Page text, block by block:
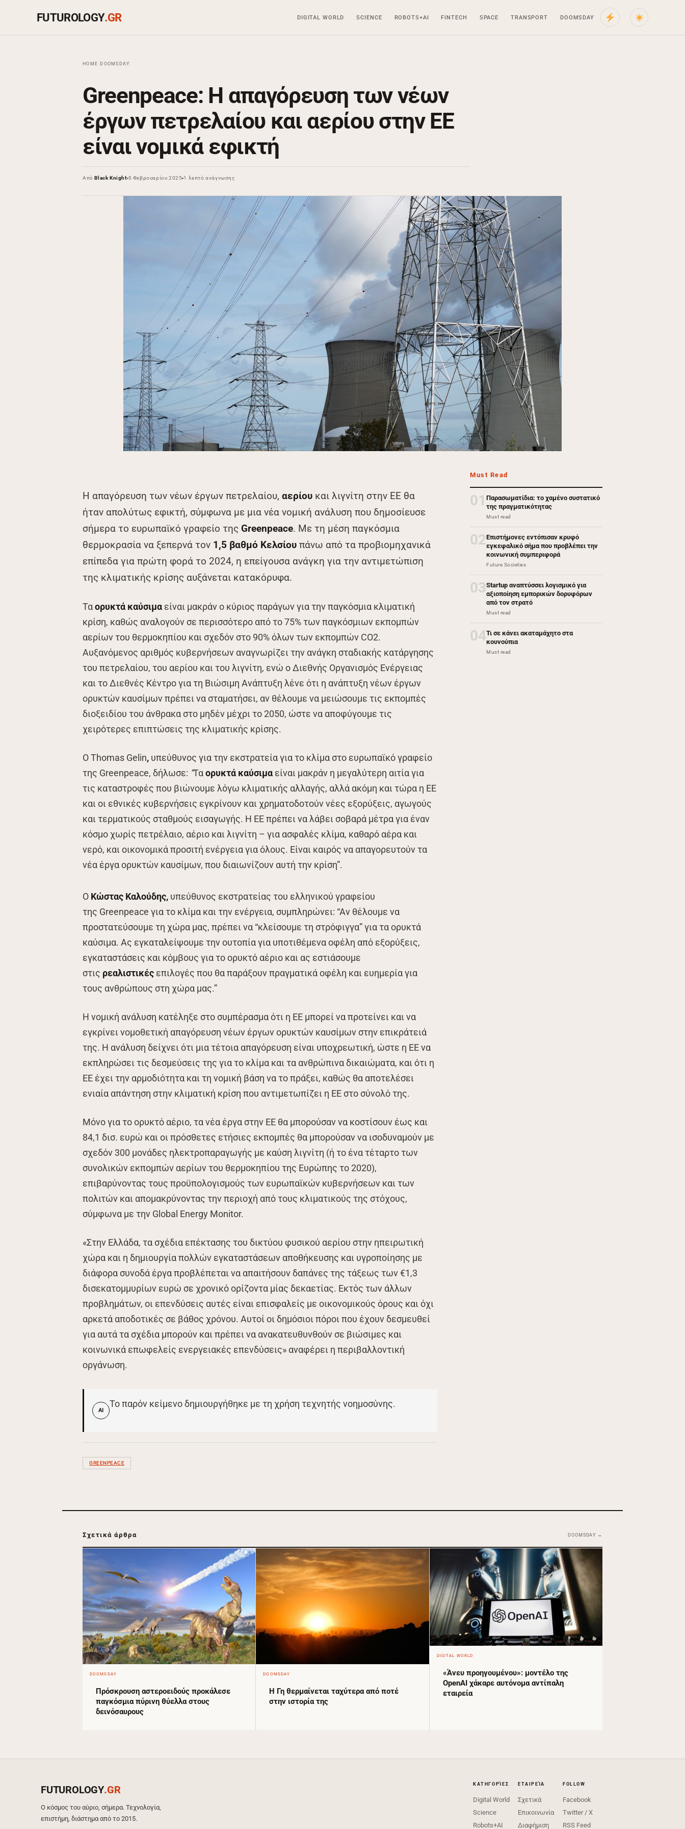
FUTUROLOGY.GR DIGITAL WORLD SCIENCE ROBOTS+AI FINTECH SPACE TRANSPORT DOOMSDAY
HOME DOOMSDAY
Greenpeace: Η απαγόρευση των νέων
έργων πετρελαίου και αερίου στην ΕΕ
είναι νομικά εφικτή
Από Black Knight 5 Φεβρουαρίου 2025 1 λεπτό ανάγνωσης
Η απαγόρευση των νέων έργων πετρελαίου, αερίου και λιγνίτη στην ΕΕ θα
ήταν απολύτως εφικτή, σύμφωνα με μια νέα νομική ανάλυση που δημοσίευσε
σήμερα το ευρωπαϊκό γραφείο της Greenpeace. Με τη μέση παγκόσμια
θερμοκρασία να ξεπερνά τον 1,5 βαθμό Κελσίου πάνω από τα προβιομηχανικά
επίπεδα για πρώτη φορά το 2024, η επείγουσα ανάγκη για την αντιμετώπιση
της κλιματικής κρίσης αυξάνεται κατακόρυφα.
Ταορυκτά καύσιμα είναι μακράν ο κύριος παράγων για την παγκόσμια κλιματική
κρίση, καθώς αναλογούν σε περισσότερο από το 75% των παγκόσμιων εκπομπών
αερίων του θερμοκηπίου και σχεδόν στο 90% όλων των εκπομπών CO2.
Αυξανόμενος αριθμός κυβερνήσεων αναγνωρίζει την ανάγκη σταδιακής κατάργησης
του πετρελαίου, του αερίου και του λιγνίτη, ενώ ο Διεθνής Οργανισμός Ενέργειας
και το Διεθνές Κέντρο για τη Βιώσιμη Ανάπτυξη λένε ότι η ανάπτυξη νέων έργων
ορυκτών καυσίμων πρέπει να σταματήσει, αν θέλουμε να μειώσουμε τις εκπομπές
διοξειδίου του άνθρακα στο μηδέν μέχρι το 2050, ώστε να αποφύγουμε τις
χειρότερες επιπτώσεις της κλιματικής κρίσης.
Ο Thomas Gelin, υπεύθυνος για την εκστρατεία για το κλίμα στο ευρωπαϊκό γραφείο
της Greenpeace, δήλωσε: “Ταορυκτά καύσιμα είναι μακράν η μεγαλύτερη αιτία για
τις καταστροφές που βιώνουμε λόγω κλιματικής αλλαγής, αλλά ακόμη και τώρα η ΕΕ
και οι εθνικές κυβερνήσεις εγκρίνουν και χρηματοδοτούν νέες εξορύξεις, αγωγούς
και τερματικούς σταθμούς εισαγωγής. Η ΕΕ πρέπει να λάβει σοβαρά μέτρα για έναν
κόσμο χωρίς πετρέλαιο, αέριο και λιγνίτη – για ασφαλές κλίμα, καθαρό αέρα και
νερό, και οικονομικά προσιτή ενέργεια για όλους. Είναι καιρός να απαγορευτούν τα
νέα έργα ορυκτών καυσίμων, που διαιωνίζουν αυτή την κρίση”.
Ο Κώστας Καλούδης, υπεύθυνος εκστρατείας του ελληνικού γραφείου
της Greenpeace για το κλίμα και την ενέργεια, συμπληρώνει: “Αν θέλουμε να
προστατεύσουμε τη χώρα μας, πρέπει να “κλείσουμε τη στρόφιγγα” για τα ορυκτά
καύσιμα. Ας εγκαταλείψουμε την ουτοπία για υποτιθέμενα οφέλη από εξορύξεις,
εγκαταστάσεις και κόμβους για το ορυκτό αέριο και ας εστιάσουμε
στις ρεαλιστικές επιλογές που θα παράξουν πραγματικά οφέλη και ευημερία για
τους ανθρώπους στη χώρα μας.”
Η νομική ανάλυση κατέληξε στο συμπέρασμα ότι η ΕΕ μπορεί να προτείνει και να
εγκρίνει νομοθετική απαγόρευση νέων έργων ορυκτών καυσίμων στην επικράτειά
της. Η ανάλυση δείχνει ότι μια τέτοια απαγόρευση είναι υποχρεωτική, ώστε η ΕΕ να
εκπληρώσει τις δεσμεύσεις της για το κλίμα και τα ανθρώπινα δικαιώματα, και ότι η
ΕΕ έχει την αρμοδιότητα και τη νομική βάση να το πράξει, καθώς θα αποτελέσει
ενιαία απάντηση στην κλιματική κρίση που αντιμετωπίζει η ΕΕ στο σύνολό της.
Μόνο για το ορυκτό αέριο, τα νέα έργα στην ΕΕ θα μπορούσαν να κοστίσουν έως και
84,1 δισ. ευρώ και οι πρόσθετες ετήσιες εκπομπές θα μπορούσαν να ισοδυναμούν με
σχεδόν 300 μονάδες ηλεκτροπαραγωγής με καύση λιγνίτη (ή το ένα τέταρτο των
συνολικών εκπομπών αερίων του θερμοκηπίου της Ευρώπης το 2020),
επιβαρύνοντας τους προϋπολογισμούς των ευρωπαϊκών κυβερνήσεων και των
πολιτών και απομακρύνοντας την περιοχή από τους κλιματικούς της στόχους,
σύμφωνα με την Global Energy Monitor.
«Στην Ελλάδα, τα σχέδια επέκτασης του δικτύου φυσικού αερίου στην ηπειρωτική
χώρα και η δημιουργία πολλών εγκαταστάσεων αποθήκευσης και υγροποίησης με
διάφορα συνοδά έργα προβλέπεται να απαιτήσουν δαπάνες της τάξεως των €1,3
δισεκατομμυρίων ευρώ σε χρονικό ορίζοντα μίας δεκαετίας. Εκτός των άλλων
προβλημάτων, οι επενδύσεις αυτές είναι επισφαλείς με οικονομικούς όρους και όχι
αρκετά αποδοτικές σε βάθος χρόνου. Αυτοί οι δημόσιοι πόροι που έχουν δεσμευθεί
για αυτά τα σχέδια μπορούν και πρέπει να ανακατευθυνθούν σε βιώσιμες και
κοινωνικά επωφελείς ενεργειακές επενδύσεις» αναφέρει η περιβαλλοντική
οργάνωση.
AI
Το παρόν κείμενο δημιουργήθηκε με τη χρήση τεχνητής νοημοσύνης.
GREENPEACE
Must Read
01 Παρασωματίδια: το χαμένο συστατικό
της πραγματικότητας
Must read
02Επιστήμονες εντόπισαν κρυφό
εγκεφαλικό σήμα που προβλέπει την
κοινωνική συμπεριφορά
Future Societies
03Startup αναπτύσσει λογισμικό για
αξιοποίηση εμπορικών δορυφόρων
από τον στρατό
Must read
04Τι σε κάνει ακαταμάχητο στα
κουνούπια
Must read
Σχετικά άρθρα DOOMSDAY →
DOOMSDAY
Πρόσκρουση αστεροειδούς προκάλεσε
παγκόσμια πύρινη θύελλα στους
δεινόσαυρους
DOOMSDAY
Η Γη θερμαίνεται ταχύτερα από ποτέ
στην ιστορία της
DIGITAL WORLD
«Άνευ προηγουμένου»: μοντέλο της
OpenAI χάκαρε αυτόνομα αντίπαλη
εταιρεία
FUTUROLOGY.GR
Ο κόσμος του αύριο, σήμερα. Τεχνολογία,
επιστήμη, διάστημα από το 2015.
ΚΑΤΗΓΟΡΊΕΣ
Digital World
Science
Robots+AI
ΕΤΑΙΡΕΊΑ
Σχετικά
Επικοινωνία
Διαφήμιση
FOLLOW
Facebook
Twitter / X
RSS Feed